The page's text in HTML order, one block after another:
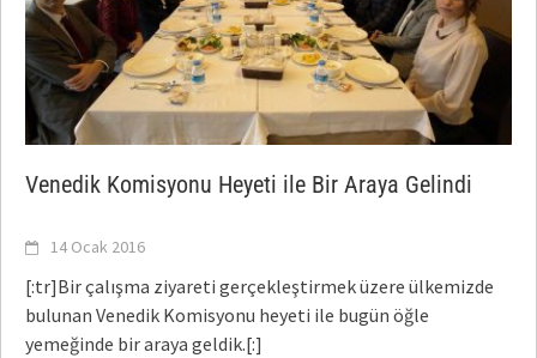
Venedik Komisyonu Heyeti ile Bir Araya Gelindi
14 Ocak 2016
[:tr]Bir çalışma ziyareti gerçekleştirmek üzere ülkemizde
bulunan Venedik Komisyonu heyeti ile bugün öğle
yemeğinde bir araya geldik.[:]